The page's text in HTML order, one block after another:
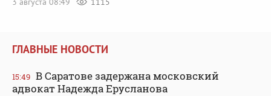
ГЛАВНЫЕ НОВОСТИ
15:49 В Саратове задержана московский
адвокат Надежда Ерусланова